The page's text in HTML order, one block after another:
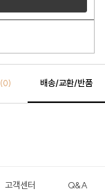
(0) 배송/교환/반품
고객센터 Q&A